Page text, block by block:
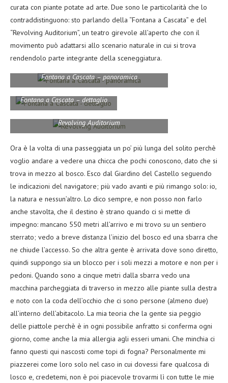
curata con piante potate ad arte. Due sono le particolarità che lo
contraddistinguono: sto parlando della “Fontana a Cascata” e del
“Revolving Auditorium”, un teatro girevole all’aperto che con il
movimento può adattarsi allo scenario naturale in cui si trova
rendendolo parte integrante della sceneggiatura.
Fontana a Cascata – panoramica
Fontana a Cascata – dettaglio
Revolving Auditorium
Ora è la volta di una passeggiata un po’ più lunga del solito perchè
voglio andare a vedere una chicca che pochi conoscono, dato che si
trova in mezzo al bosco. Esco dal Giardino del Castello seguendo
le indicazioni del navigatore; più vado avanti e più rimango solo: io,
la natura e nessun’altro. Lo dico sempre, e non posso non farlo
anche stavolta, che il destino è strano quando ci si mette di
impegno: mancano 550 metri all’arrivo e mi trovo su un sentiero
sterrato; vedo a breve distanza l’inizio del bosco ed una sbarra che
ne chiude l’accesso. So che altra gente è arrivata dove sono diretto,
quindi suppongo sia un blocco per i soli mezzi a motore e non per i
pedoni. Quando sono a cinque metri dalla sbarra vedo una
macchina parcheggiata di traverso in mezzo alle piante sulla destra
e noto con la coda dell’occhio che ci sono persone (almeno due)
all’interno dell’abitacolo. La mia teoria che la gente sia peggio
delle piattole perchè è in ogni possibile anfratto si conferma ogni
giorno, come anche la mia allergia agli esseri umani. Che minchia ci
fanno questi qui nascosti come topi di fogna? Personalmente mi
piazzerei come loro solo nel caso in cui dovessi fare qualcosa di
losco e, credetemi, non è poi piacevole trovarmi lì con tutte le mie